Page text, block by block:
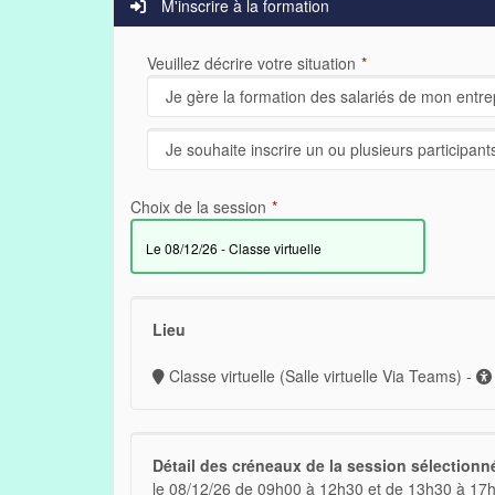
M'inscrire à la formation
Veuillez décrire votre situation
Choix de la session
le 08/12/26 - Classe virtuelle
Lieu
Classe virtuelle (Salle virtuelle Via Teams) -
Détail des créneaux de la session
le 08/12/26 de 09h00 à 12h30 et de 13h30 à